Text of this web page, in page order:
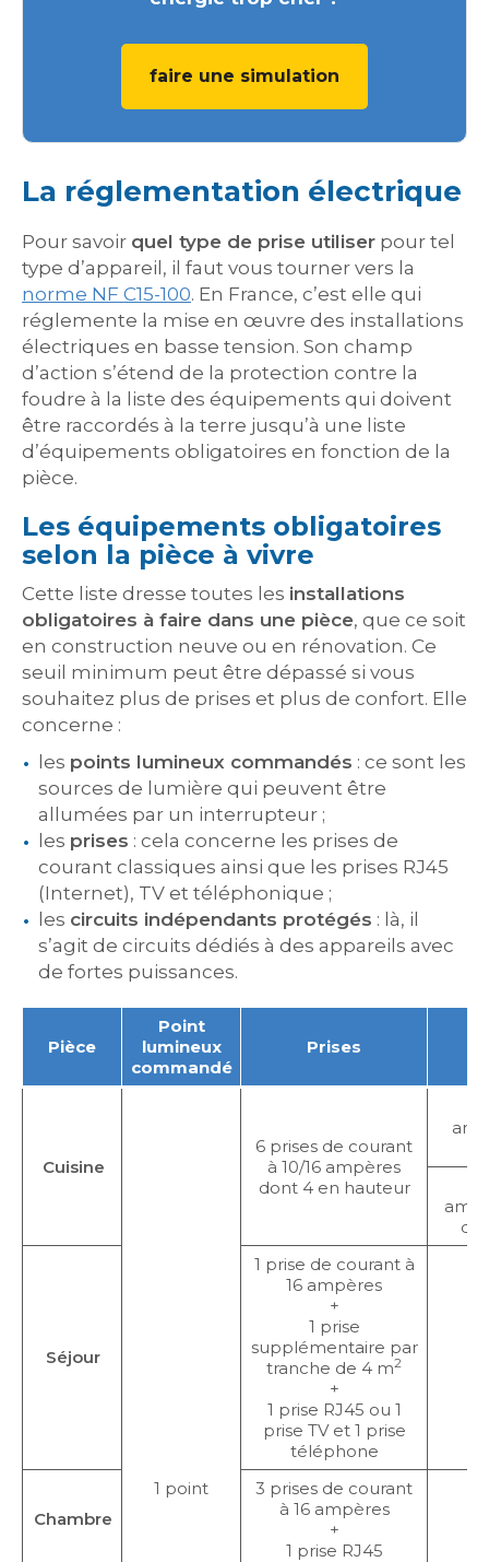
faire une simulation
La réglementation électrique
Pour savoir quel type de prise utiliser pour tel
type d’appareil, il faut vous tourner vers la
norme NF C15-100. En France, c’est elle qui
réglemente la mise en œuvre des installations
électriques en basse tension. Son champ
d’action s’étend de la protection contre la
foudre à la liste des équipements qui doivent
être raccordés à la terre jusqu’à une liste
d’équipements obligatoires en fonction de la
pièce.
Les équipements obligatoires
selon la pièce à vivre
Cette liste dresse toutes les installations
obligatoires à faire dans une pièce, que ce soit
en construction neuve ou en rénovation. Ce
seuil minimum peut être dépassé si vous
souhaitez plus de prises et plus de confort. Elle
concerne :
les points lumineux commandés : ce sont les
sources de lumière qui peuvent être
allumées par un interrupteur ;
les prises : cela concerne les prises de
courant classiques ainsi que les prises RJ45
(Internet), TV et téléphonique ;
les circuits indépendants protégés : là, il
s’agit de circuits dédiés à des appareils avec
de fortes puissances.
Pièce
Point
lumineux
commandé
Prises
Cuisine
1 point
6 prises de courant
à 10/16 ampères
dont 4 en hauteur
de
Séjour
1 prise de courant à
16 ampères
+
1 prise
supplémentaire par
tranche de 4 m2
+
1 prise RJ45 ou 1
prise TV et 1 prise
téléphone
Chambre
3 prises de courant
à 16 ampères
+
1 prise RJ45